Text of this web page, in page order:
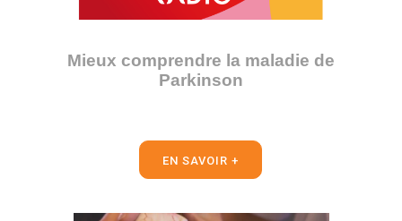
Mieux comprendre la maladie de
Parkinson
EN SAVOIR +